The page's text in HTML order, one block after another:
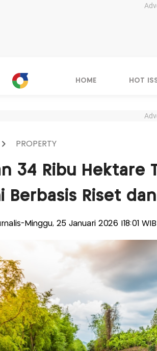
HOME HOT
PROPERTY
34 Ribu Hektare
Berbasis Riset
Minggu, 25 Januari 2026 |18:01 WIB